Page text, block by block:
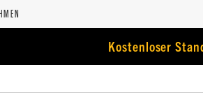
Kostenloser